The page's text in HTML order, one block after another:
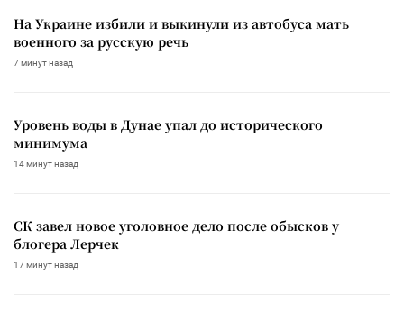
На Украине избили и выкинули из автобуса мать
военного за русскую речь
7 минут назад
Уровень воды в Дунае упал до исторического
минимума
14 минут назад
СК завел новое уголовное дело после обысков у
блогера Лерчек
17 минут назад